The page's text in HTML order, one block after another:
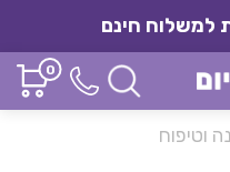
למשלוח חינם
0
וטיפוח